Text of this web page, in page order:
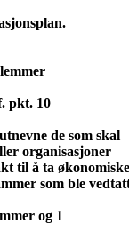
pkt. 10
de som skal
organisasjoner
til å ta økonomiske
som ble
og 1